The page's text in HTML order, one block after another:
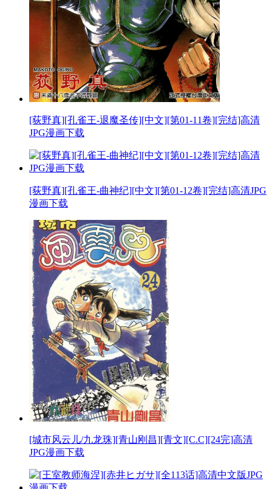
[荻野真][孔雀王-退魔圣传][中文][第01-11卷][完结]高清
JPG漫画下载
[荻野真][孔雀王-曲神纪][中文][第01-12卷][完结]高清JPG
漫画下载
[城市风云儿/九龙珠][青山刚昌][青文][C.C][24完]高清
JPG漫画下载